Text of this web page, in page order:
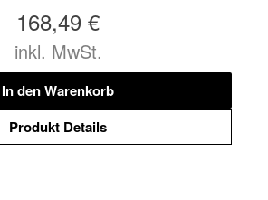
168,49 €
inkl. MwSt.
In den Warenkorb
Produkt Details